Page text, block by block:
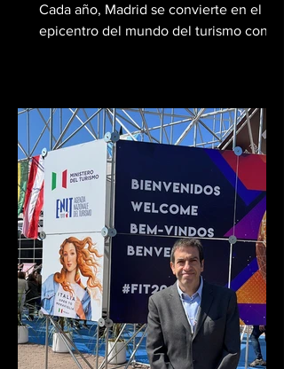
Cada año, Madrid se convierte en el
epicentro del mundo del turismo con la